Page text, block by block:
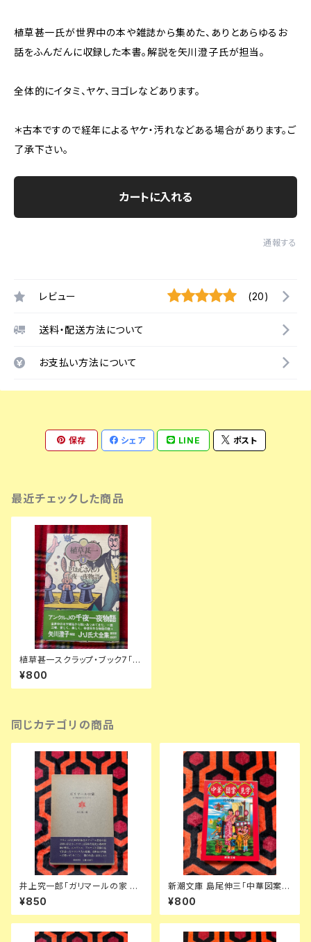
植草甚一氏が世界中の本や雑誌から集めた、ありとあらゆるお
話をふんだんに収録した本書。解説を矢川澄子氏が担当。
全体的にイタミ、ヤケ、ヨゴレなどあります。
＊古本ですので経年によるヤケ・汚れなどある場合があります。ご
了承下さい。
カートに入れる
通報する
レビュー (20)
送料・配送方法について
お支払い方法について
保存 シェア LINE ポスト
最近チェックした商品
植草甚一スクラップ・ブック7「J.
Jおじさんの千夜一夜物語」帯・
ビニカバ付き 月報付き 晶文社
解説:矢川澄子
¥800
同じカテゴリの商品
井上究一郎「ガリマールの家 あ
る物語風のクロニクル」函入り
帯付き 装幀:栃折久美子 筑摩書
房
¥850
新潮文庫 島尾伸三「中華図案見
学」初版 文庫オリジナル 潮田登
久子 しまおまほ
¥800